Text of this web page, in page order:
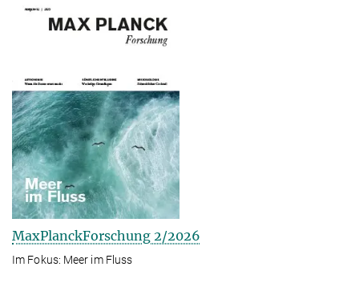
MaxPlanckForschung 2/2026
Im Fokus: Meer im Fluss